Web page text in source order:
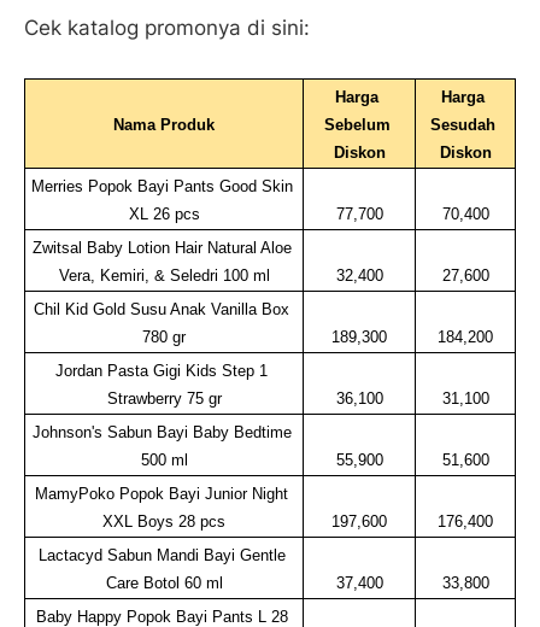
Cek katalog promonya di sini:
Nama Produk
Harga
Sebelum
Diskon
Harga
Sesudah
Diskon
Merries Popok Bayi Pants Good Skin
XL 26 pcs
77,700
70,400
Zwitsal Baby Lotion Hair Natural Aloe
Vera, Kemiri, & Seledri 100 ml
32,400
27,600
Chil Kid Gold Susu Anak Vanilla Box
780 gr
189,300
184,200
Jordan Pasta Gigi Kids Step 1
Strawberry 75 gr
36,100
31,100
Johnson's Sabun Bayi Baby Bedtime
500 ml
55,900
51,600
MamyPoko Popok Bayi Junior Night
XXL Boys 28 pcs
197,600
176,400
Lactacyd Sabun Mandi Bayi Gentle
Care Botol 60 ml
37,400
33,800
Baby Happy Popok Bayi Pants L 28